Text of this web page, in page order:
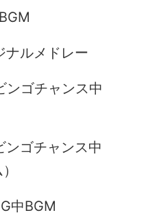
ナルメドレー
ンゴチャンス中
ンゴチャンス中
中BGM